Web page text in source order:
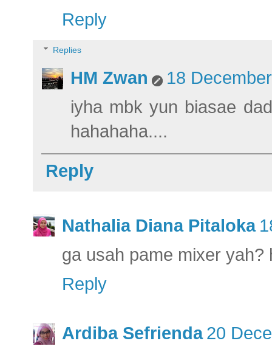
Reply
Replies
HM Zwan
18
iyha mbk yun biasae
hahahaha....
Reply
Nathalia Diana Pitaloka
ga usah pame mixer yah?
Reply
Ardiba Sefrienda 20